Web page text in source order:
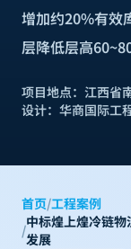
增加约20%有效
层降低层高
项目地点： 江西省
设计： 华商国际工
首页/工程案例
/中标煌上煌冷链
发展